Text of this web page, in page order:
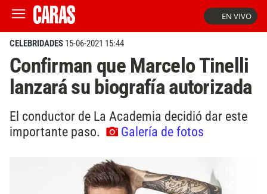
EN VIVO
CELEBRIDADES 15-06-2021 15:44
Confirman que Marcelo Tinelli
lanzará su biografía autorizada
El conductor de La Academia decidió dar este
importante paso.
Galería de fotos